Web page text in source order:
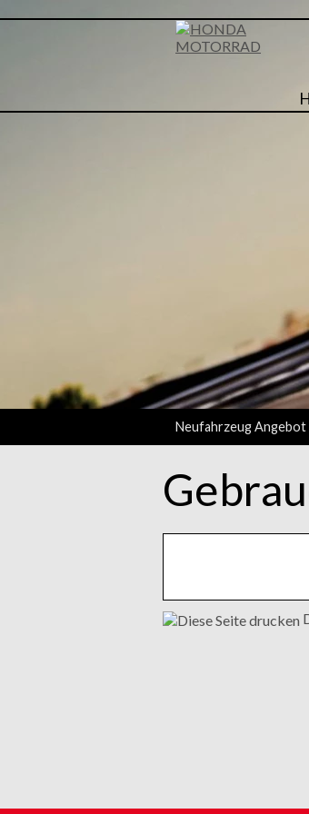
Neufahrzeug Angebot